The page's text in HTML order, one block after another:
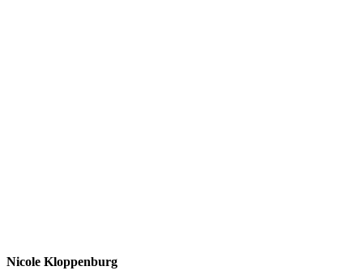
Nicole Kloppenburg